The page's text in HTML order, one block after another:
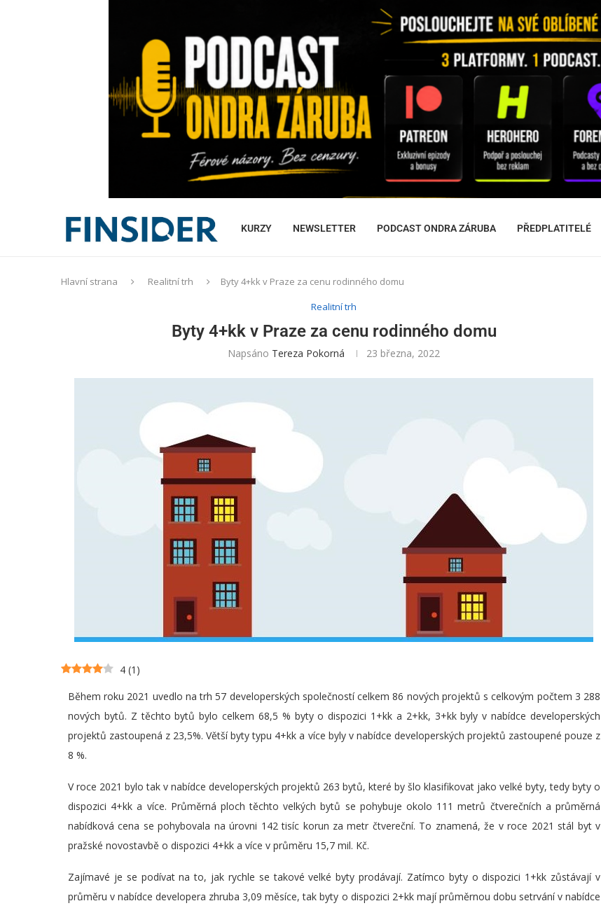
KURZY NEWSLETTER PODCAST ONDRA ZÁRUBA PŘEDPLATITELÉ
Hlavní strana Realitní trh
Byty 4+kk v Praze za cenu rodinného domu
Realitní trh
Byty 4+kk v Praze za cenu rodinného domu
Napsáno Tereza Pokorná 23 března, 2022
4 (1 )
Během roku 2021 uvedlo na trh 57 developerských společností celkem 86 nových projektů s celkovým počtem 3 288
nových bytů. Z těchto bytů bylo celkem 68,5 % byty o dispozici 1+kk a 2+kk, 3+kk byly v nabídce developerských
projektů zastoupená z 23,5%. Větší byty typu 4+kk a více byly v nabídce developerských projektů zastoupené pouze z
8 %.
V roce 2021 bylo tak v nabídce developerských projektů 263 bytů, které by šlo klasifikovat jako velké byty, tedy byty o
dispozici 4+kk a více. Průměrná ploch těchto velkých bytů se pohybuje okolo 111 metrů čtverečních a průměrná
nabídková cena se pohybovala na úrovni 142 tisíc korun za metr čtvereční. To znamená, že v roce 2021 stál byt v
pražské novostavbě o dispozici 4+kk a více v průměru 15,7 mil. Kč.
Zajímavé je se podívat na to, jak rychle se takové velké byty prodávají. Zatímco byty o dispozici 1+kk zůstávají v
průměru v nabídce developera zhruba 3,09 měsíce, tak byty o dispozici 2+kk mají průměrnou dobu setrvání v nabídce